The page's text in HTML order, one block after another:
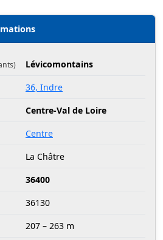
Lévicomontains
36, Indre
Centre-Val de Loire
Centre
La Châtre
36400
36130
207 – 263 m